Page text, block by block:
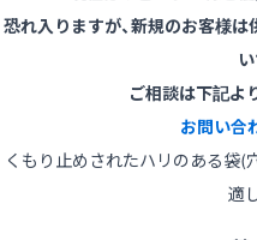
恐れ入りますが、新規のお客様
ご相談は下記よ
お問い合
くもり止めされたハリのある袋(
適